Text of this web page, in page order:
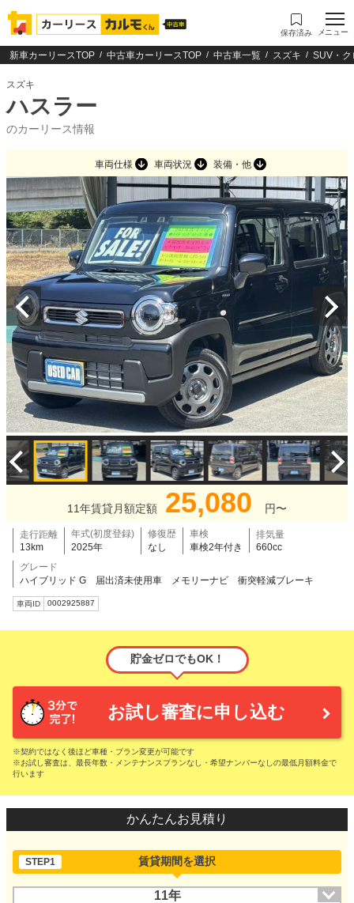
保存済み メニュー
新車カーリースTOP 中古車カーリースTOP 中古車一覧 スズキ SUV・ク
スズキ
ハスラー
のカーリース情報
車両仕様 車両状況 装備・他
11年賃貸月額定額 25,080 円〜
走行距離
13km
年式(初度登録)
2025年
修復歴
なし
車検
車検2年付き
排気量
660cc
グレード
ハイブリッド G 届出済未使用車 メモリーナビ 衝突軽減ブレーキ
車両ID 0002925887
貯金ゼロでもOK！
お試し審査に申し込む
※契約ではなく後ほど車種・プラン変更が可能です
※お試し審査は、最長年数・メンテナンスプランなし・希望ナンバーなしの最低月額料金で
行います
かんたんお見積り
STEP1 賃貸期間を選択
11年